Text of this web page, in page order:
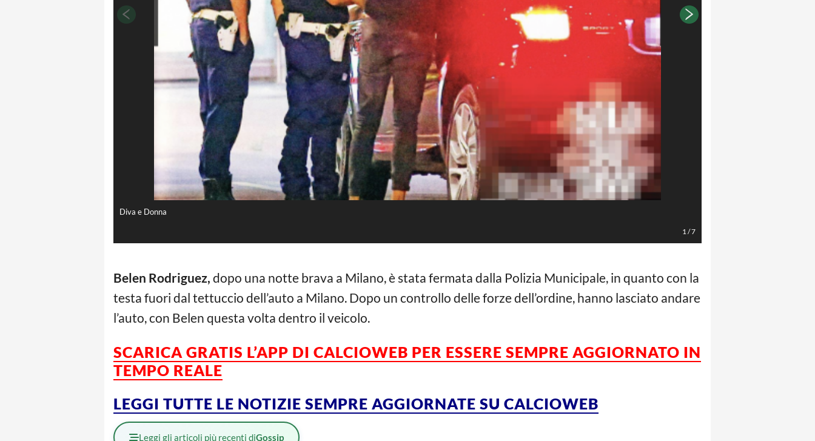
Diva e Donna
1/7
Belen Rodriguez, dopo una notte brava a Milano, è stata fermata dalla Polizia Municipale, in quanto con la
testa fuori dal tettuccio dell’auto a Milano. Dopo un controllo delle forze dell’ordine, hanno lasciato andare
l’auto, con Belen questa volta dentro il veicolo.
SCARICA GRATIS L’APP DI CALCIOWEB PER ESSERE SEMPRE AGGIORNATO IN
TEMPO REALE
LEGGI TUTTE LE NOTIZIE SEMPRE AGGIORNATE SU CALCIOWEB
Leggi gli articoli più recenti diGossip